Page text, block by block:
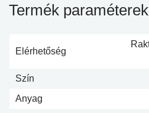
Termék paraméterek
Elérhetőség
Szín
Anyag